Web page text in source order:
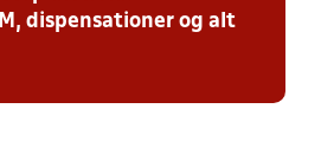
dispensationer og alt